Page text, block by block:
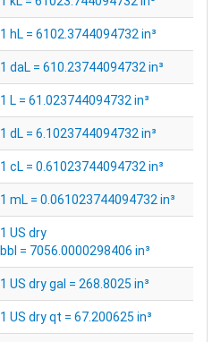
1 hL = 6102.3744094732 in³
1 daL = 610.23744094732 in³
1 L = 61.023744094732 in³
1 dL = 6.1023744094732 in³
1 cL = 0.61023744094732 in³
1 mL = 0.061023744094732 in³
1 US dry
bbl = 7056.0000298406 in³
1 US dry gal = 268.8025 in³
1 US dry qt = 67.200625 in³